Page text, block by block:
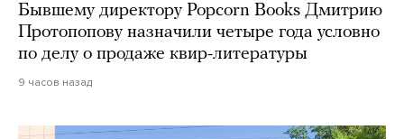
Бывшему директору Popcorn Books Дмитрию
Протопопову назначили четыре года условно
по делу о продаже квир-литературы
9 часов назад